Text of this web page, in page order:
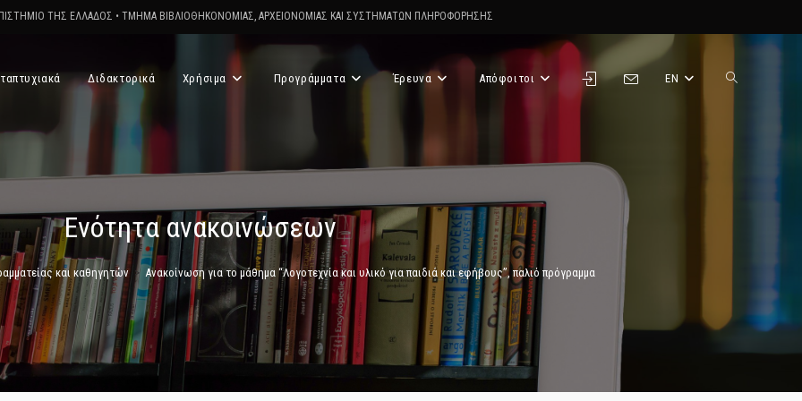
ΤΗΣ ΕΛΛΑΔΟΣ • ΤΜΗΜΑ ΒΙΒΛΙΟΘΗΚΟΝΟΜΙΑΣ, ΑΡΧΕΙΟΝΟΜΙΑΣ ΚΑΙ ΣΥΣΤΗΜΑΤΩΝ ΠΛΗΡΟΦΟΡΗΣΗΣ
Διδακτορικά Χρήσιμα Προγράμματα Έρευνα Απόφοιτοι EN Toggle
Ενότητα ανακοινώσεων
και καθηγητών > Ανακοίνωση για το μάθημα “Λογοτεχνία και υλικό για παιδιά και εφήβους”, παλιό πρόγραμμα